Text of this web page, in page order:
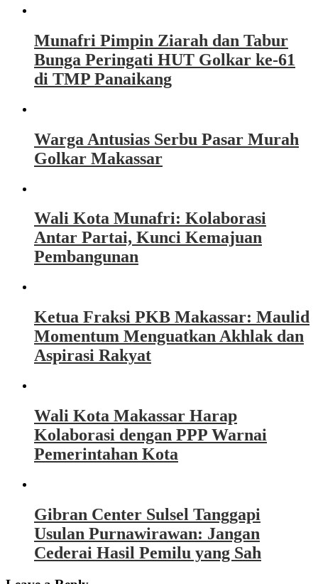
Munafri Pimpin Ziarah dan Tabur
Bunga Peringati HUT Golkar ke-61
di TMP Panaikang
Warga Antusias Serbu Pasar Murah
Golkar Makassar
Wali Kota Munafri: Kolaborasi
Antar Partai, Kunci Kemajuan
Pembangunan
Ketua Fraksi PKB Makassar: Maulid
Momentum Menguatkan Akhlak dan
Aspirasi Rakyat
Wali Kota Makassar Harap
Kolaborasi dengan PPP Warnai
Pemerintahan Kota
Gibran Center Sulsel Tanggapi
Usulan Purnawirawan: Jangan
Cederai Hasil Pemilu yang Sah